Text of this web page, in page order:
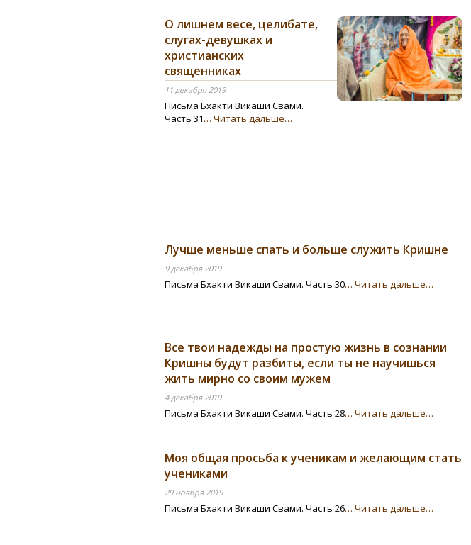
О лишнем весе, целибате,
слугах-девушках и
христианских
священниках
11 декабря 2019
Письма Бхакти Викаши Свами.
Часть 31… Читать дальше…
Лучше меньше спать и больше служить Кришне
9 декабря 2019
Письма Бхакти Викаши Свами. Часть 30… Читать дальше…
Все твои надежды на простую жизнь в сознании
Кришны будут разбиты, если ты не научишься
жить мирно со своим мужем
4 декабря 2019
Письма Бхакти Викаши Свами. Часть 28… Читать дальше…
Моя общая просьба к ученикам и желающим стать
учениками
29 ноября 2019
Письма Бхакти Викаши Свами. Часть 26… Читать дальше…